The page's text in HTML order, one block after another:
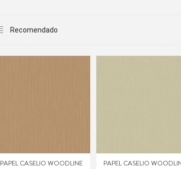
PAPEL CASELIO WOODLINE PAPEL CASELIO